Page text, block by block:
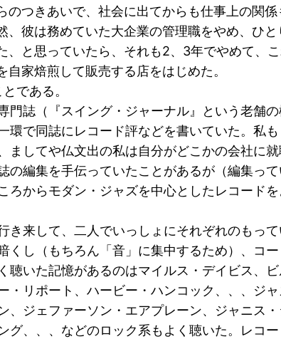
つきあいで、社会に出てからも仕事上の関係
、彼は務めていた大企業の管理職をやめ、ひ
、と思っていたら、それも2、3年でやめて、
自家焙煎して販売する店をはじめた。
である。
誌（『スイング・ジャーナル』という老舗
で同誌にレコード評などを書いていた。私
してや仏文出の私は自分がどこかの会社に
編集を手伝っていたことがあるが（編集っ
ろからモダン・ジャズを中心としたレコード
来して、二人でいっしょにそれぞれのもっ
し（もちろん「音」に集中するため）、コー
いた記憶があるのはマイルス・デイビス、
リポート、ハービー・ハンコック、、、ジ
ジェファーソン・エアプレーン、ジャニス
、、、などのロック系もよく聴いた。レコ